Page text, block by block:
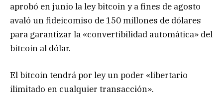
aprobó en junio la ley bitcoin y a fines de agosto
avaló un fideicomiso de 150 millones de dólares
para garantizar la «convertibilidad automática» del
bitcoin al dólar.
El bitcoin tendrá por ley un poder «libertario
ilimitado en cualquier transacción».